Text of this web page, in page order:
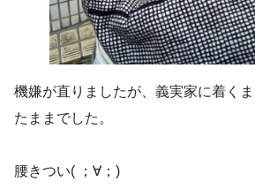
機嫌が直りましたが、義実家に着く
たままでした。
腰きつい( ；∀；)